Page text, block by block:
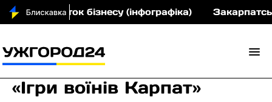
розвиток бізнесу (інфографіка)
«Ігри воїнів Карпат»